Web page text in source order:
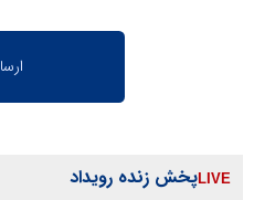
پخش زنده رویداد